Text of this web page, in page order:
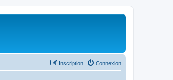
Connexion
Inscription